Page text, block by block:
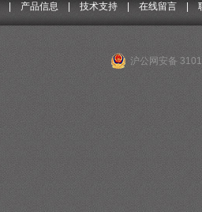
| 产品信息| 技术支持|在线留言 |
沪公网安备